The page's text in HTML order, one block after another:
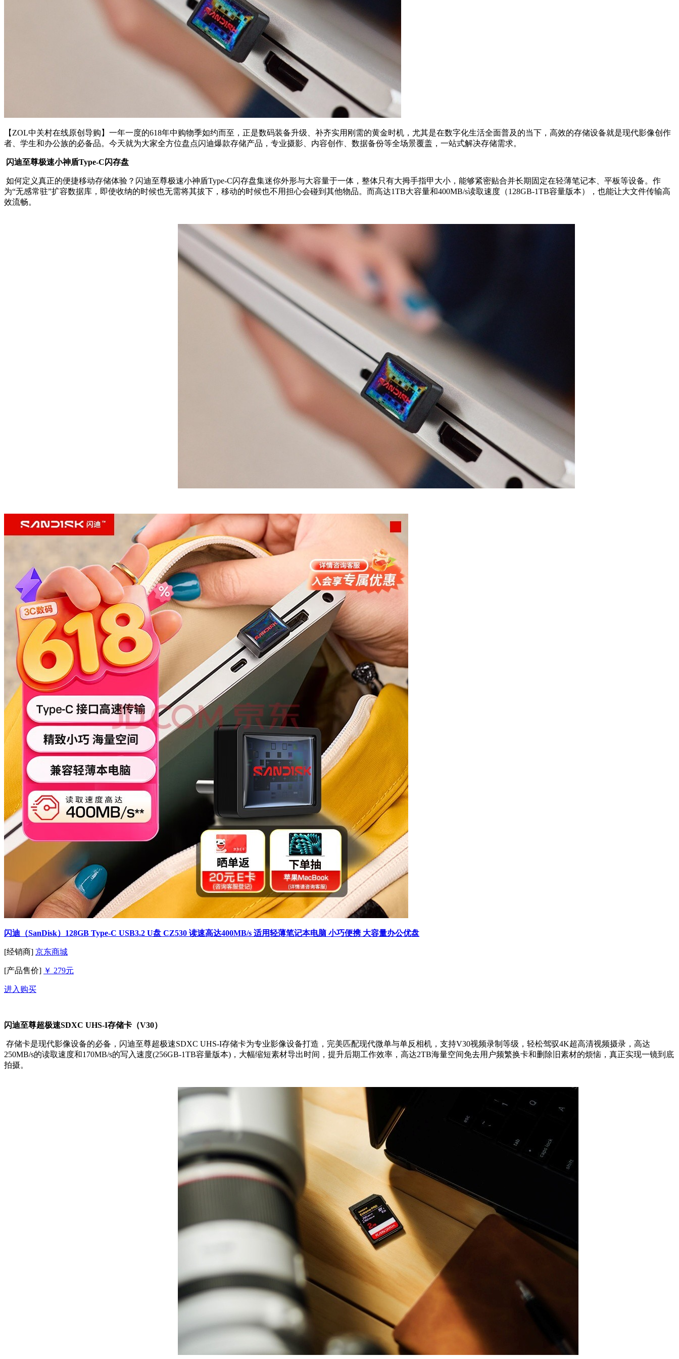
【 ZOL中关村在线原创导购】一年一度的618年中购物季如约而至，正是数码装备升级、补齐实用刚需的黄金时机，尤其是在数字化生活全面普及的当下，高效的存储设备就是现代影像创作
者、学生和办公族的必备品。今天就为大家全方位盘点闪迪爆款存储产品，专业摄影、内容创作、数据备份等全场景覆盖，一站式解决存储需求。
闪迪至尊极速小神盾Type-C闪存盘
如何定义真正的便捷移动存储体验？闪迪至尊极速小神盾Type-C闪存盘集迷你外形与大容量于一体，整体只有大拇手指甲大小，能够紧密贴合并长期固定在轻薄笔记本、平板等设备。作
为“无感常驻”扩容数据库，即使收纳的时候也无需将其拔下，移动的时候也不用担心会碰到其他物品。而高达1TB大容量和400MB/s读取速度（128GB-1TB容量版本），也能让大文件传输高
效流畅。
闪迪（SanDisk）128GB Type-C USB3.2 U盘 CZ530 读速高达400MB/s 适用轻薄笔记本电脑 小巧便携 大容量办公优盘
[经销商] 京东商城
[产品售价] ￥ 279元
进入购买
闪迪至尊超极速SDXC UHS-I存储卡（V30）
存储卡是现代影像设备的必备，闪迪至尊超极速SDXC UHS-I存储卡为专业影像设备打造，完美匹配现代微单与单反相机，支持V30视频录制等级，轻松驾驭4K超高清视频摄录，高达
250MB/s的读取速度和170MB/s的写入速度(256GB-1TB容量版本) ，大幅缩短素材导出时间，提升后期工作效率，高达2TB海量空间免去用户频繁换卡和删除旧素材的烦恼，真正实现一镜到底
拍摄。